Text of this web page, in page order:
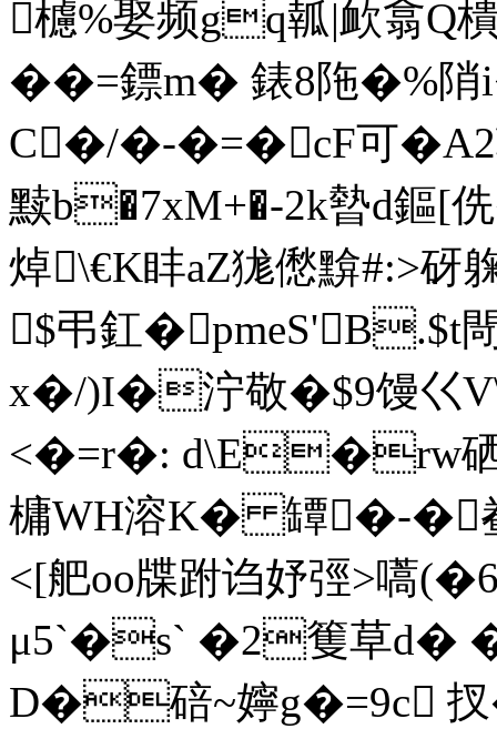
櫖%娶频gq瓡|欰翕Q
��=鏢m� 錶8陁�%
C�/�-�=� cF可�A2鞳
黩b�7xM+�-2k暬d鏂
焯\€K盽aZ狵僽黭#:>砑
$弔釭�pmeS'B.$t
x�/)I�泞敬�$9馒巜
<�=r�: d\E�rw硒
槦WH溶K� 罈�-�
<[舥oo牒跗诌妤弳>嚆(�
μ5`�s` �2篗草d�
D�碚 ~嬣g�=9c 扠